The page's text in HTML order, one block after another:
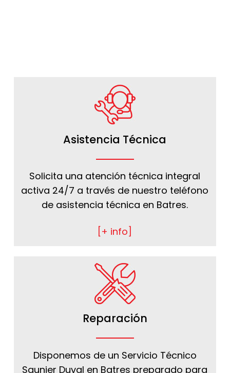
Asistencia Técnica
Solicita una atención técnica integral
activa 24/7 a través de nuestro teléfono
de asistencia técnica en Batres.
[+ info]
Reparación
Disponemos de un Servicio Técnico
Saunier Duval en Batres preparado para